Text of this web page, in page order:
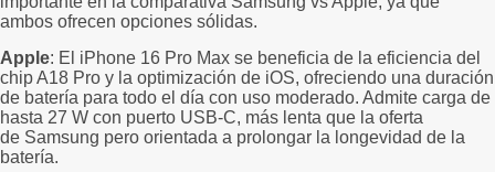
ambos ofrecen opciones sólidas.
Apple: El iPhone 16 Pro Max se beneficia de la eficiencia del
chip A18 Pro y la optimización de iOS, ofreciendo una duración
de batería para todo el día con uso moderado. Admite carga de
hasta 27 W con puerto USB-C, más lenta que la oferta
de Samsung pero orientada a prolongar la longevidad de la
batería.